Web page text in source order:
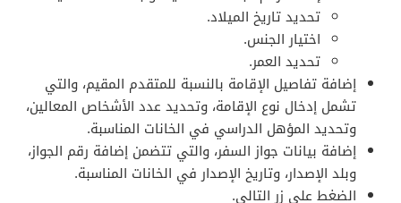
تحديد تاريخ الميلاد.
اختيار الجنس.
تحديد العمر.
إضافة تفاصيل الإقامة بالنسبة للمتقدم المقيم، والتي
تشمل إدخال نوع الإقامة، وتحديد عدد الأشخاص المعالين،
وتحديد المؤهل الدراسي في الخانات المناسبة.
إضافة بيانات جواز السفر، والتي تتضمن إضافة رقم الجواز،
وبلد الإصدار، وتاريخ الإصدار في الخانات المناسبة.
الضغط على زر التالي.